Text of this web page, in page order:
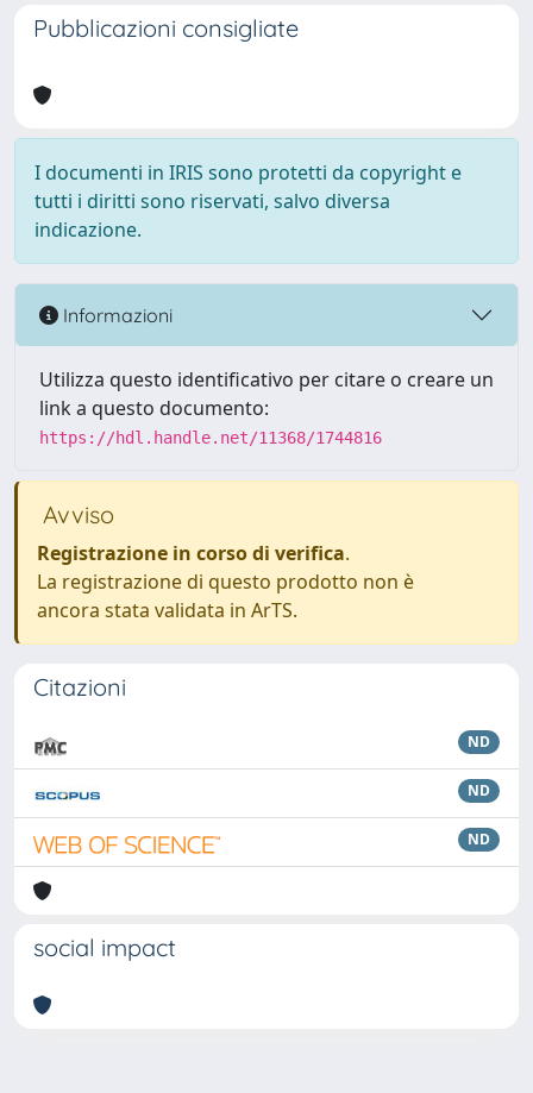
Pubblicazioni consigliate
I documenti in IRIS sono protetti da copyright e
tutti i diritti sono riservati, salvo diversa
indicazione.
Informazioni
Utilizza questo identificativo per citare o creare un
link a questo documento:
https://hdl.handle.net/11368/1744816
Avviso
Registrazione in corso di verifica.
La registrazione di questo prodotto non è
ancora stata validata in ArTS.
Citazioni
ND
ND
ND
social impact